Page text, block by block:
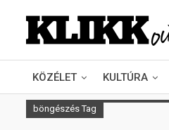
KÖZÉLET KULTÚRA
böngészés Tag